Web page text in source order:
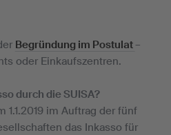
Begründung im Postulat–
oder Einkaufszentren.
durch die SUISA?
1.1.2019 im Auftrag der fünf
das Inkasso für